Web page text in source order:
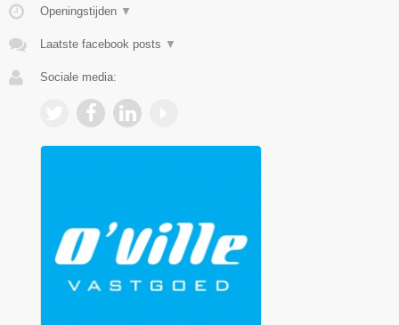
Openingstijden ▼
Laatste facebook posts ▼
Sociale media: